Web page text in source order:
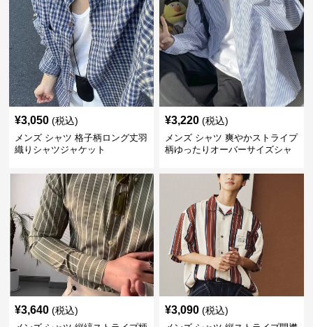
¥3,050 (税込)
メンズ シャツ 格子柄ロング丈羽
織りシャツジャケット
¥3,220 (税込)
メンズ シャツ 爽やかストライプ
柄ゆったりオーバーサイズシャ
¥3,640 (税込) ¥3,090 (税込)